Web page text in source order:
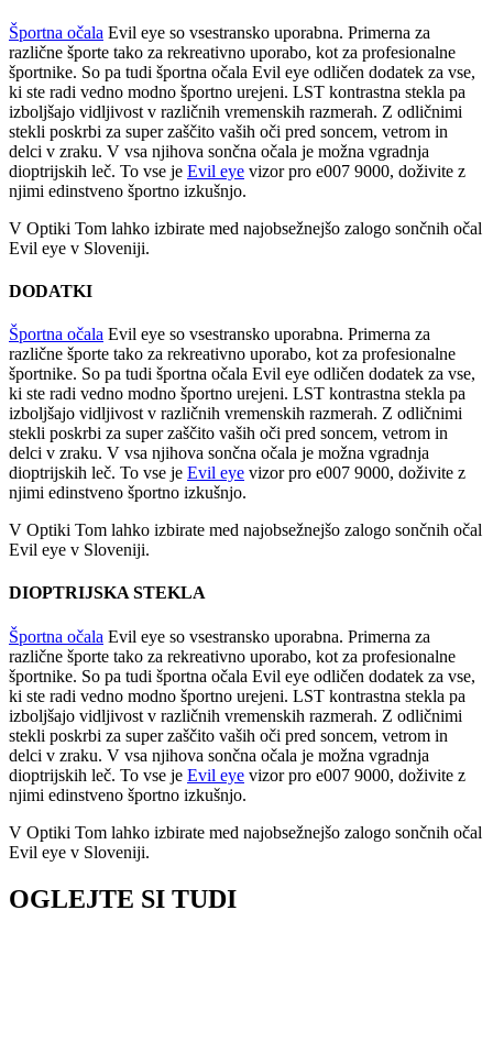
Športna očala Evil eye so vsestransko uporabna. Primerna za
različne športe tako za rekreativno uporabo, kot za profesionalne
športnike. So pa tudi športna očala Evil eye odličen dodatek za vse,
ki ste radi vedno modno športno urejeni. LST kontrastna stekla pa
izboljšajo vidljivost v različnih vremenskih razmerah. Z odličnimi
stekli poskrbi za super zaščito vaših oči pred soncem, vetrom in
delci v zraku. V vsa njihova sončna očala je možna vgradnja
dioptrijskih leč. To vse je Evil eye vizor pro e007 9000, doživite z
njimi edinstveno športno izkušnjo.
V Optiki Tom lahko izbirate med najobsežnejšo zalogo sončnih očal
Evil eye v Sloveniji.
DODATKI
Športna očala Evil eye so vsestransko uporabna. Primerna za
različne športe tako za rekreativno uporabo, kot za profesionalne
športnike. So pa tudi športna očala Evil eye odličen dodatek za vse,
ki ste radi vedno modno športno urejeni. LST kontrastna stekla pa
izboljšajo vidljivost v različnih vremenskih razmerah. Z odličnimi
stekli poskrbi za super zaščito vaših oči pred soncem, vetrom in
delci v zraku. V vsa njihova sončna očala je možna vgradnja
dioptrijskih leč. To vse je Evil eye vizor pro e007 9000, doživite z
njimi edinstveno športno izkušnjo.
V Optiki Tom lahko izbirate med najobsežnejšo zalogo sončnih očal
Evil eye v Sloveniji.
DIOPTRIJSKA STEKLA
Športna očala Evil eye so vsestransko uporabna. Primerna za
različne športe tako za rekreativno uporabo, kot za profesionalne
športnike. So pa tudi športna očala Evil eye odličen dodatek za vse,
ki ste radi vedno modno športno urejeni. LST kontrastna stekla pa
izboljšajo vidljivost v različnih vremenskih razmerah. Z odličnimi
stekli poskrbi za super zaščito vaših oči pred soncem, vetrom in
delci v zraku. V vsa njihova sončna očala je možna vgradnja
dioptrijskih leč. To vse je Evil eye vizor pro e007 9000, doživite z
njimi edinstveno športno izkušnjo.
V Optiki Tom lahko izbirate med najobsežnejšo zalogo sončnih očal
Evil eye v Sloveniji.
OGLEJTE SI TUDI